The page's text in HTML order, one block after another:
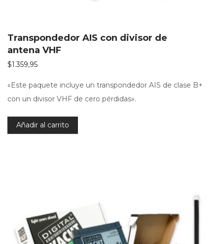
Transpondedor AIS con divisor de
antena VHF
$1.359,95
«Este paquete incluye un transpondedor AIS de clase B+
con un divisor VHF de cero pérdidas».
Añadir al carrito